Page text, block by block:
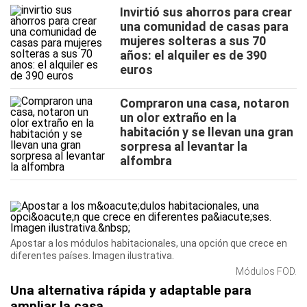
Invirtió sus ahorros para crear
una comunidad de casas para
mujeres solteras a sus 70
años: el alquiler es de 390
euros
Compraron una casa, notaron
un olor extraño en la
habitación y se llevan una gran
sorpresa al levantar la
alfombra
Apostar a los módulos habitacionales, una opción que crece en
diferentes países. Imagen ilustrativa.
Módulos FOD.
Una alternativa rápida y adaptable para